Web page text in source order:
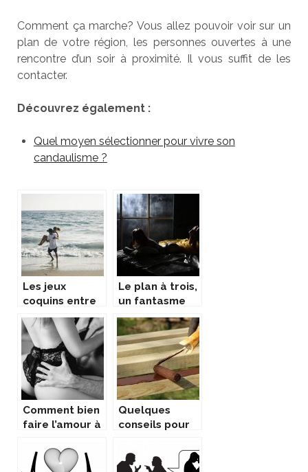
Comment ça marche? Vous allez pouvoir voir sur un
plan de votre région, les personnes ouvertes à une
rencontre d’un soir à proximité. Il vous suffit de les
contacter.
Découvrez également :
Quel moyen sélectionner pour vivre son
candaulisme ?
Les jeux
coquins entre
les couples
Le plan à trois,
un fantasme
inavoué pour
de
nombreuses
personnes.
Comment bien
faire l’amour à
Quelques
conseils pour